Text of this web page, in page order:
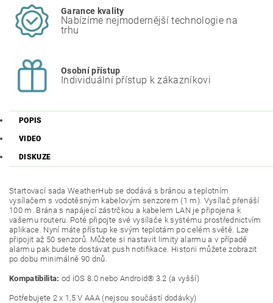
Garance kvality
Nabízíme nejmodernější technologie na
trhu
Osobní přístup
Individuální přístup k zákazníkovi
POPIS
VIDEO
DISKUZE
Startovací sada WeatherHub se dodává s bránou a teplotním
vysílačem s vodotěsným kabelovým senzorem (1 m). Vysílač přenáší
100 m. Brána s napájecí zástrčkou a kabelem LAN je připojena k
vašemu routeru. Poté připojte své vysílače k ​​systému prostřednictvím
aplikace. Nyní máte přístup ke svým teplotám po celém světě. Lze
připojit až 50 senzorů. Můžete si nastavit limity alarmu a v případě
alarmu pak budete dostávat push notifikace. Historii můžete zobrazit
po dobu minimálně 90 dnů.
Kompatibilita: od iOS 8.0 nebo Android® 3.2 (a vyšší)
Potřebujete 2 x 1,5 V AAA (nejsou součástí dodávky)